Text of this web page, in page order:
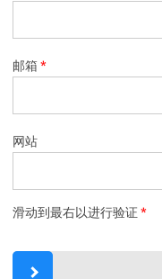
邮箱*
网站
滑动到最右以进行验证 *